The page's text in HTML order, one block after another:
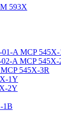
593X
A MCP 545X-
A MCP 545X-
545X-3R
1Y
2Y
1B